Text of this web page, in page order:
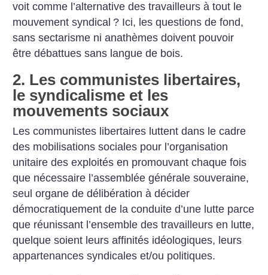
voit comme l’alternative des travailleurs à tout le
mouvement syndical ? Ici, les questions de fond,
sans sectarisme ni anathèmes doivent pouvoir
être débattues sans langue de bois.
2. Les communistes libertaires,
le syndicalisme et les
mouvements sociaux
Les communistes libertaires luttent dans le cadre
des mobilisations sociales pour l’organisation
unitaire des exploités en promouvant chaque fois
que nécessaire l’assemblée générale souveraine,
seul organe de délibération à décider
démocratiquement de la conduite d’une lutte parce
que réunissant l’ensemble des travailleurs en lutte,
quelque soient leurs affinités idéologiques, leurs
appartenances syndicales et/ou politiques.